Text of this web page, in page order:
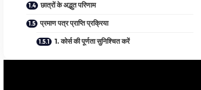
छात्रों के अद्भुत परिणाम
प्रमाण पत्र प्राप्ति प्रक्रिया
1. कोर्स की पूर्णता सुनिश्चित करें